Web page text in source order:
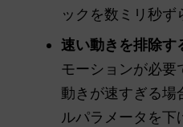
ックを数ミリ秒ず
速い動きを排除す
モーションが必要
動きが速すぎる場
ルパラメータを下